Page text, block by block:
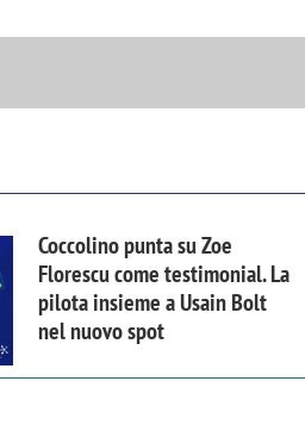
Coccolino punta su Zoe
Florescu come testimonial. La
pilota insieme a Usain Bolt
nel nuovo spot